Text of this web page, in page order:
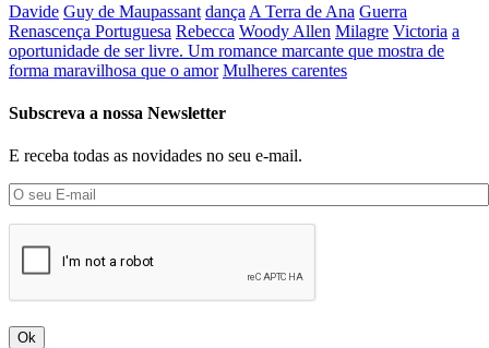
Davide Guy de Maupassant dança A Terra de Ana Guerra
Renascença Portuguesa Rebecca Woody Allen Milagre Victoria a
oportunidade de ser livre. Um romance marcante que mostra de
forma maravilhosa que o amor Mulheres carentes
Subscreva a nossa Newsletter
E receba todas as novidades no seu e-mail.
Ok